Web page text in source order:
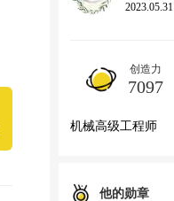
2023.05.31
创造力
7097
机械高级工程师
他的勋章